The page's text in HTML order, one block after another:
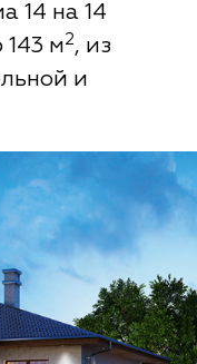
14 на 14
м2, из
и